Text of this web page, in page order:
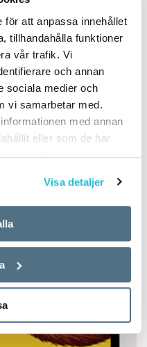
för att anpassa innehållet
tillhandahålla funktioner
vår trafik. Vi
och annan
sociala medier och
vi samarbetar med.
med annan
eller som de har
tjänster.
Visa detaljer